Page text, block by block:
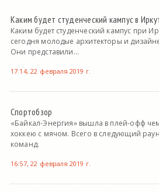
Каким будет студенческий кампус в
Каким будет студенческий кампус при
сегодня молодые архитекторы и
Они представили...
17:14, 22 февраля 2019 г.
Спортобзор
«Байкал-Энергия» вышла в плей-офф
хоккею с мячом. Всего в следующий
команд.
16:57, 22 февраля 2019 г.